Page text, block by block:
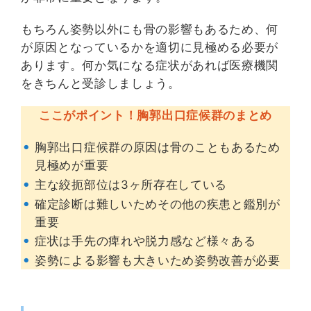
もちろん姿勢以外にも骨の影響もあるため、何
が原因となっているかを適切に見極める必要が
あります。何か気になる症状があれば医療機関
をきちんと受診しましょう。
ここがポイント！ 胸郭出口症候群のまとめ
胸郭出口症候群の原因は骨のこともあるため
見極めが重要
主な絞扼部位は3ヶ所存在している
確定診断は難しいためその他の疾患と鑑別が
重要
症状は手先の痺れや脱力感など様々ある
姿勢による影響も大きいため姿勢改善が必要